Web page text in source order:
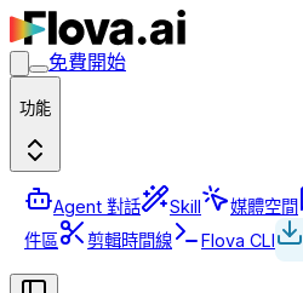
免費開始
功能
Agent 對話 Skill 媒體空間
件區
剪輯時間線 Flova CLI